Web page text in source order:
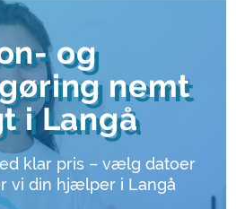
og
nemt
i Langå
klar pris – vælg datoer
vi din hjælper i Langå